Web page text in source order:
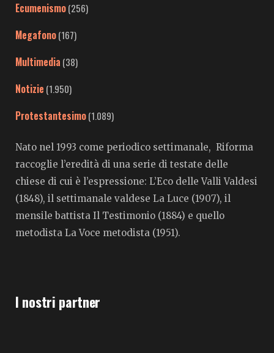
Ecumenismo(256)
Megafono(167)
Multimedia (38)
Notizie (1.950)
Protestantesimo(1.089)
Nato nel 1993 come periodico settimanale, Riforma
raccoglie l’eredità di una serie di testate delle
chiese di cui è l’espressione: L’Eco delle Valli Valdesi
(1848), il settimanale valdese La Luce (1907), il
mensile battista Il Testimonio (1884) e quello
metodista La Voce metodista (1951).
I nostri partner